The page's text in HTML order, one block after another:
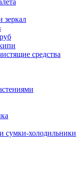
зеркал
средства
сумки-холодильники